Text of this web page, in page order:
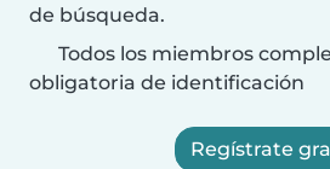
de búsqueda.
Todos los miembros
obligatoria de identificación
Regístrate